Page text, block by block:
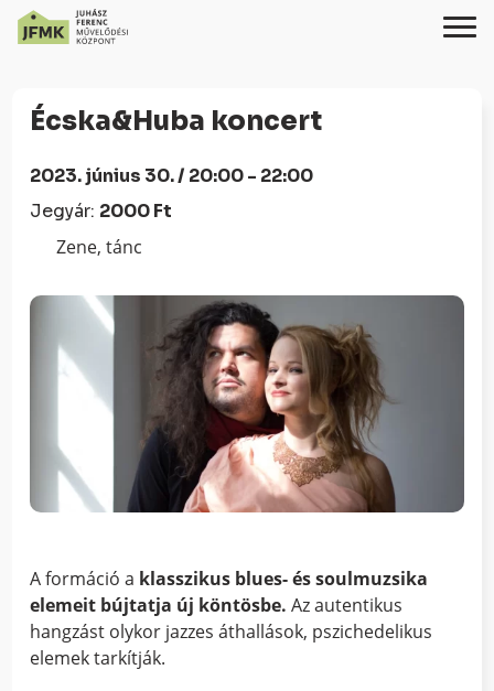
Content
navigációhoz
Écska&Huba koncert
2023. június 30. / 20:00 - 22:00
Jegyár: 2000 Ft
Zene, tánc
A formáció a klasszikus blues- és soulmuzsika
elemeit bújtatja új köntösbe. Az autentikus
hangzást olykor jazzes áthallások, pszichedelikus
elemek tarkítják.